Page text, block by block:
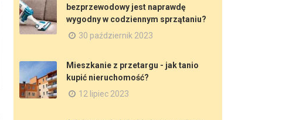
bezprzewodowy jest naprawdę
wygodny w codziennym sprzątaniu?
30 październik 2023
Mieszkanie z przetargu - jak tanio
kupić nieruchomość?
12 lipiec 2023